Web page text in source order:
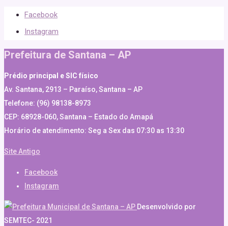
Facebook
Instagram
Prefeitura de Santana – AP
Prédio principal e SIC físico
Av. Santana, 2913 – Paraíso, Santana – AP
Telefone: (96) 98138-8973
CEP: 68928-060, Santana – Estado do Amapá
Horário de atendimento: Seg a Sex das 07:30 as 13:30
Site Antigo
Facebook
Instagram
Desenvolvido por
SEMTEC- 2021